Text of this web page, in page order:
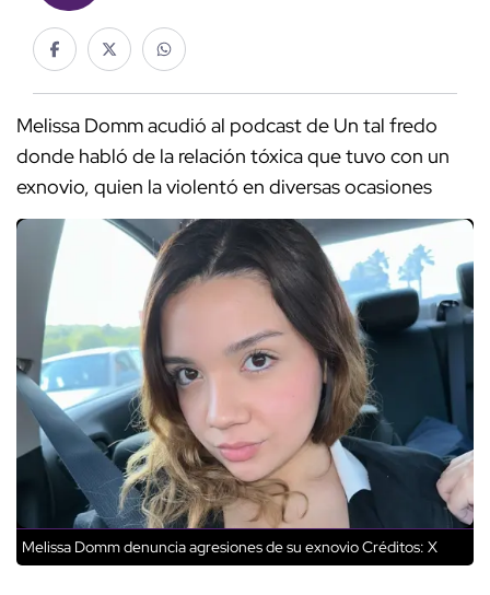
Melissa Domm acudió al podcast de Un tal fredo
donde habló de la relación tóxica que tuvo con un
exnovio, quien la violentó en diversas ocasiones
Melissa Domm denuncia agresiones de su exnovioCréditos: X